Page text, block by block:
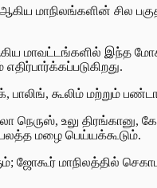
மாநிலங்களின் சில
மாவட்டங்களில் இந்த
கூலிம் மற்றும்
உலு திரங்கானு,
மழை பெய்யக்கூடும்.
ஜோகூர் மாநிலத்தில்